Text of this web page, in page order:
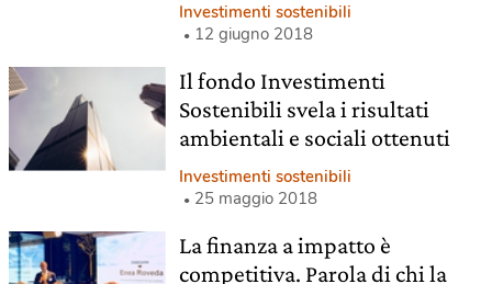
Investimenti sostenibili
12 giugno 2018
Il fondo Investimenti
Sostenibili svela i risultati
ambientali e sociali ottenuti
Investimenti sostenibili
25 maggio 2018
La finanza a impatto è
competitiva. Parola di chi la